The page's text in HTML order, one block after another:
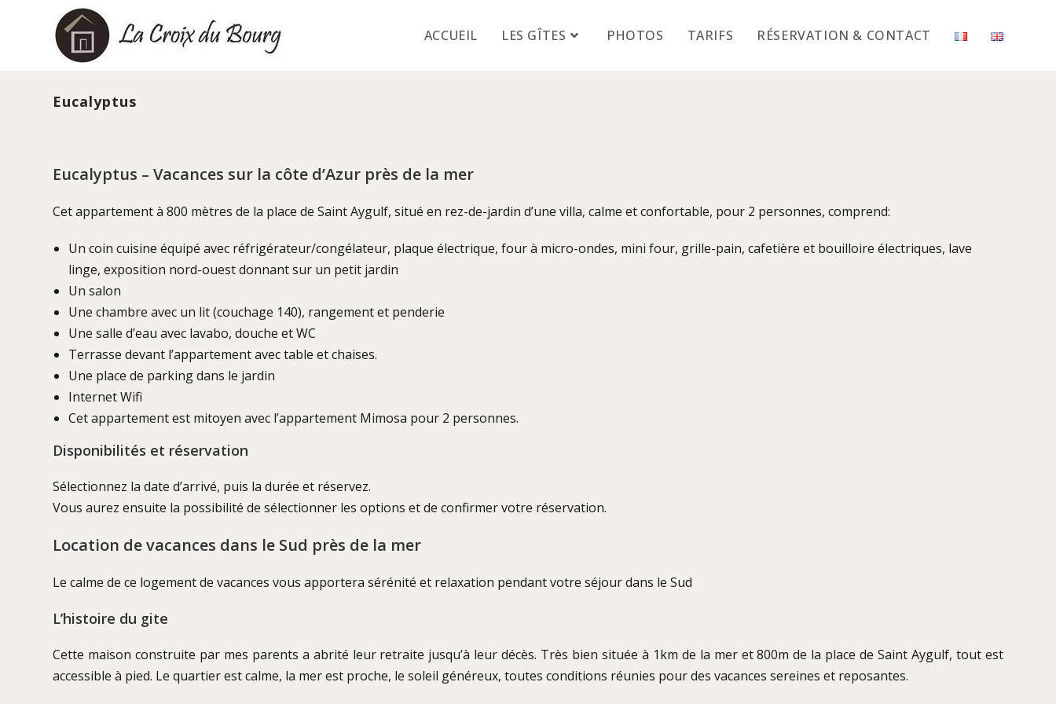
ACCUEIL LES GÎTES PHOTOS TARIFS RÉSERVATION & CONTACT
Eucalyptus
Eucalyptus – Vacances sur la côte d’Azur près de la mer
Cet appartement à 800 mètres de la place de Saint Aygulf, situé en rez-de-jardin d’une villa, calme et confortable, pour 2 personnes, comprend:
Un coin cuisine équipé avec réfrigérateur/congélateur, plaque électrique, four à micro-ondes, mini four, grille-pain, cafetière et bouilloire électriques, lave
linge, exposition nord-ouest donnant sur un petit jardin
Un salon
Une chambre avec un lit (couchage 140), rangement et penderie
Une salle d’eau avec lavabo, douche et WC
Terrasse devant l’appartement avec table et chaises.
Une place de parking dans le jardin
Internet Wifi
Cet appartement est mitoyen avec l’appartement Mimosa pour 2 personnes.
Disponibilités et réservation
Sélectionnez la date d’arrivé, puis la durée et réservez.
Vous aurez ensuite la possibilité de sélectionner les options et de confirmer votre réservation.
Location de vacances dans le Sud près de la mer
Le calme de ce logement de vacances vous apportera sérénité et relaxation pendant votre séjour dans le Sud
L’histoire du gite
Cette maison construite par mes parents a abrité leur retraite jusqu’à leur décès. Très bien située à 1km de la mer et 800m de la place de Saint Aygulf, tout est
accessible à pied. Le quartier est calme, la mer est proche, le soleil généreux, toutes conditions réunies pour des vacances sereines et reposantes.